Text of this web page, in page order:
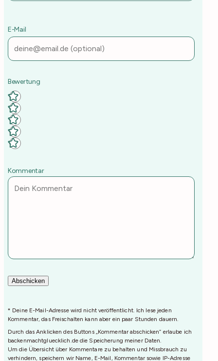
Kommentar
Deine Rezept-Bewertung
E-Mail
* Deine E-Mail-Adresse wird nicht veröffentlicht. Ich lese jeden
Kommentar, das Freischalten kann aber ein paar Stunden dauern.
Durch das Anklicken des Buttons „Kommentar abschicken“ erlaube ich
backenmachtgluecklich.de die Speicherung meiner Daten.
Um die Übersicht über Kommentare zu behalten und Missbrauch zu
verhindern, speichern wir Name, E-Mail, Kommentar sowie IP-Adresse